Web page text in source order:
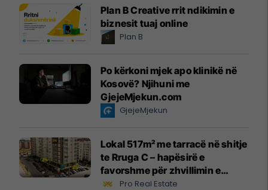
Plan B Creative rrit ndikimin e
biznesit tuaj online
Plan B
Po kërkoni mjek apo klinikë në
Kosovë? Njihuni me
GjejeMjekun.com
GjejeMjekun
Lokal 517m² me tarracë në shitje
te Rruga C – hapësirë e
favorshme për zhvillimin e
biznesit #15796
Pro Real Estate